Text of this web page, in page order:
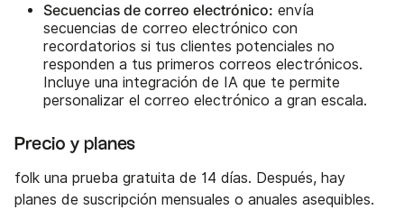
Secuencias de correo electrónico: envía
secuencias de correo electrónico con
recordatorios si tus clientes potenciales no
responden a tus primeros correos electrónicos.
Incluye una integración de IA que te permite
personalizar el correo electrónico a gran escala.
Precio y planes
folk una prueba gratuita de 14 días. Después, hay
planes de suscripción mensuales o anuales asequibles.